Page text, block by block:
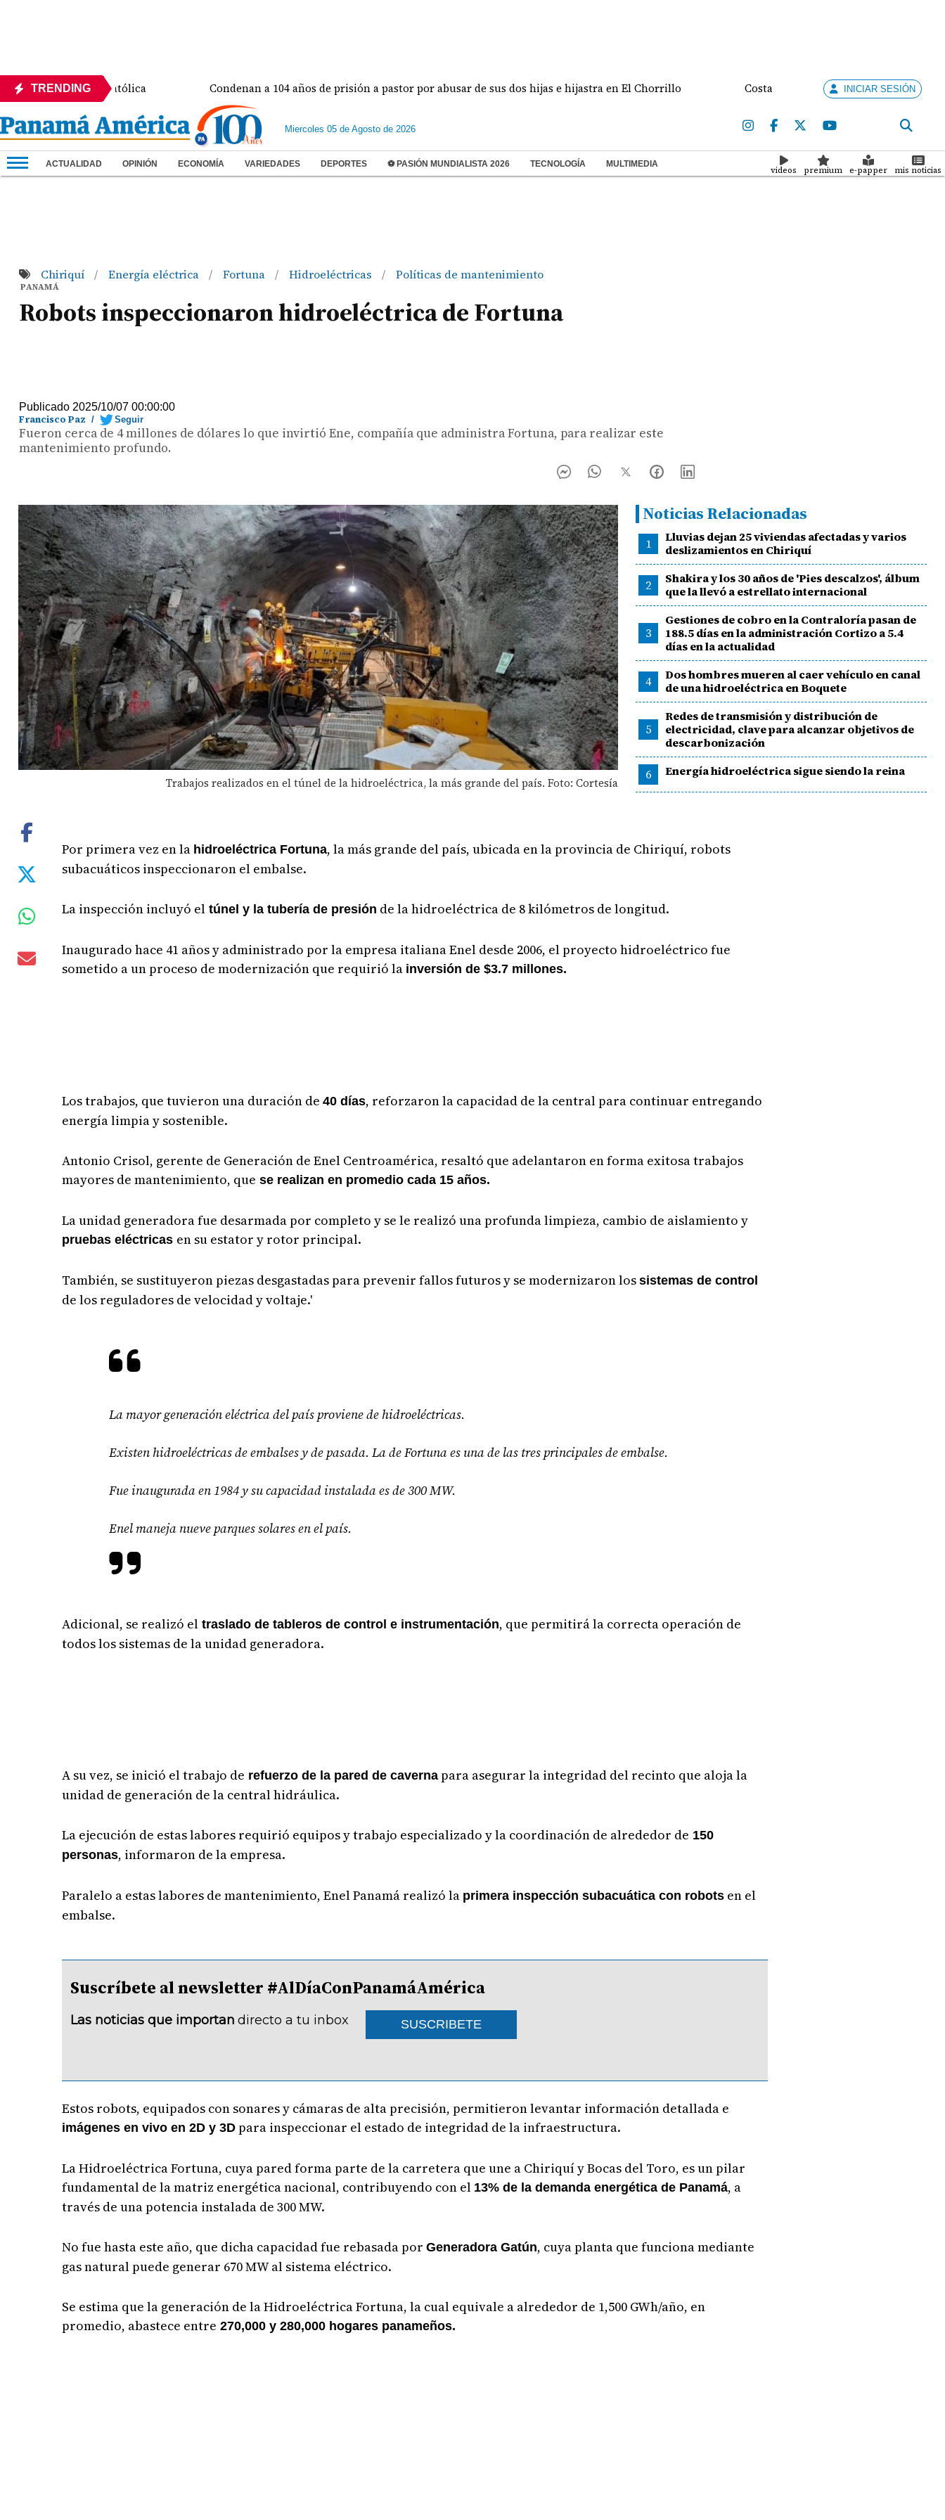
TRENDING
Universidad Católica Condenan a 104 años de prisión a pastor por abusar de sus dos hijas e hijastra en El Chorrillo Costa Rica busca destrabar disputa
INICIAR SESIÓN
Miercoles 05 de Agosto de 2026
ACTUALIDAD OPINIÓN ECONOMÍA VARIEDADES DEPORTES ⚽ PASIÓN MUNDIALISTA 2026 TECNOLOGÍA MULTIMEDIA
videos premium e-papper mis noticias
Chiriquí / Energía eléctrica / Fortuna / Hidroeléctricas / Políticas de mantenimiento
PANAMÁ
Robots inspeccionaron hidroeléctrica de Fortuna
Publicado 2025/10/07 00:00:00
Francisco Paz / Seguir
Fueron cerca de 4 millones de dólares lo que invirtió Ene, compañía que administra Fortuna, para realizar este
mantenimiento profundo.
Trabajos realizados en el túnel de la hidroeléctrica, la más grande del país. Foto: Cortesía
Noticias Relacionadas
1
Lluvias dejan 25 viviendas afectadas y varios
deslizamientos en Chiriquí
2
Shakira y los 30 años de 'Pies descalzos', álbum
que la llevó a estrellato internacional
3
Gestiones de cobro en la Contraloría pasan de
188.5 días en la administración Cortizo a 5.4
días en la actualidad
4
Dos hombres mueren al caer vehículo en canal
de una hidroeléctrica en Boquete
5
Redes de transmisión y distribución de
electricidad, clave para alcanzar objetivos de
descarbonización
6 Energía hidroeléctrica sigue siendo la reina
Por primera vez en la hidroeléctrica Fortuna, la más grande del país, ubicada en la provincia de Chiriquí, robots
subacuáticos inspeccionaron el embalse.
La inspección incluyó el túnel y la tubería de presión de la hidroeléctrica de 8 kilómetros de longitud.
Inaugurado hace 41 años y administrado por la empresa italiana Enel desde 2006, el proyecto hidroeléctrico fue
sometido a un proceso de modernización que requirió la inversión de $3.7 millones.
Los trabajos, que tuvieron una duración de40 días, reforzaron la capacidad de la central para continuar entregando
energía limpia y sostenible.
Antonio Crisol, gerente de Generación de Enel Centroamérica, resaltó que adelantaron en forma exitosa trabajos
mayores de mantenimiento, que se realizan en promedio cada 15 años.
La unidad generadora fue desarmada por completo y se le realizó una profunda limpieza, cambio de aislamiento y
pruebas eléctricas en su estator y rotor principal.
También, se sustituyeron piezas desgastadas para prevenir fallos futuros y se modernizaron lossistemas de control
de los reguladores de velocidad y voltaje.'
La mayor generación eléctrica del país proviene de hidroeléctricas.
Existen hidroeléctricas de embalses y de pasada. La de Fortuna es una de las tres principales de embalse.
Fue inaugurada en 1984 y su capacidad instalada es de 300 MW.
Enel maneja nueve parques solares en el país.
Adicional, se realizó el traslado de tableros de control e instrumentación, que permitirá la correcta operación de
todos los sistemas de la unidad generadora.
A su vez, se inició el trabajo de refuerzo de la pared de caverna para asegurar la integridad del recinto que aloja la
unidad de generación de la central hidráulica.
La ejecución de estas labores requirió equipos y trabajo especializado y la coordinación de alrededor de 150
personas, informaron de la empresa.
Paralelo a estas labores de mantenimiento, Enel Panamá realizó la primera inspección subacuática con robots en el
embalse.
Suscríbete al newsletter #AlDíaConPanamáAmérica
Las noticias que importan directo a tu inbox SUSCRIBETE
Estos robots, equipados con sonares y cámaras de alta precisión, permitieron levantar información detallada e
imágenes en vivo en 2D y 3D para inspeccionar el estado de integridad de la infraestructura.
La Hidroeléctrica Fortuna, cuya pared forma parte de la carretera que une a Chiriquí y Bocas del Toro, es un pilar
fundamental de la matriz energética nacional, contribuyendo con el 13% de la demanda energética de Panamá, a
través de una potencia instalada de 300 MW.
No fue hasta este año, que dicha capacidad fue rebasada porGeneradora Gatún, cuya planta que funciona mediante
gas natural puede generar 670 MW al sistema eléctrico.
Se estima que la generación de la Hidroeléctrica Fortuna, la cual equivale a alrededor de 1,500 GWh/año, en
promedio, abastece entre 270,000 y 280,000 hogares panameños.